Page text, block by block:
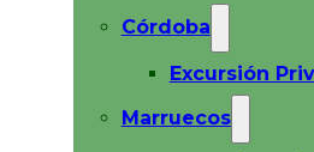
Córdoba
Excursión
Marruecos